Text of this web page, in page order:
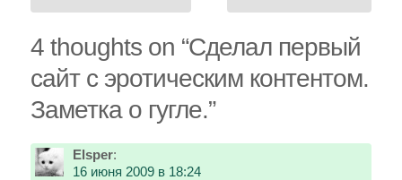
записям
4 thoughts on “Сделал первый
сайт с эротическим контентом.
Заметка о гугле.”
Elsper:
16 июня 2009 в 18:24